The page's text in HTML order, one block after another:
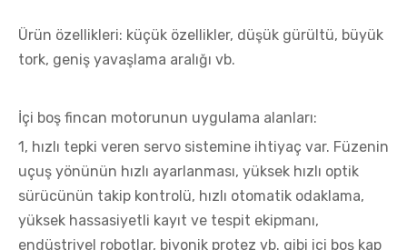
Ürün özellikleri: küçük özellikler, düşük gürültü, büyük
tork, geniş yavaşlama aralığı vb.
İçi boş fincan motorunun uygulama alanları:
1, hızlı tepki veren servo sistemine ihtiyaç var. Füzenin
uçuş yönünün hızlı ayarlanması, yüksek hızlı optik
sürücünün takip kontrolü, hızlı otomatik odaklama,
yüksek hassasiyetli kayıt ve tespit ekipmanı,
endüstriyel robotlar, biyonik protez vb. gibi içi boş kap